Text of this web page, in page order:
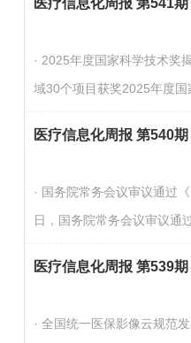
别会议开幕式并发表主旨讲
坚持开放共赢，驱动创新发
安全可控。第三，鼓励包
导和衷共济，完善全球治理
民健康“十五五”规划》国务
· 2025年度国家科学技术奖
域30个项目获奖2025年度国
法创新及应用”等9项成果获
管病磁共振成像精准诊断关
获国家技术发明奖二等奖，
键技术创新”等17项成果获
康报）· 国家卫生健康委办
· 国务院常务会议审议通过
日，国务院常务会议审议通
疗卫生、医保、疾控体系基
深化医防融合，打通连贯一
业与产业协同发展，扶持数
· 全国统一医保影像云规范